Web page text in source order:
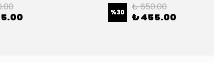
%30 ₺ 650.00
₺ 455.00